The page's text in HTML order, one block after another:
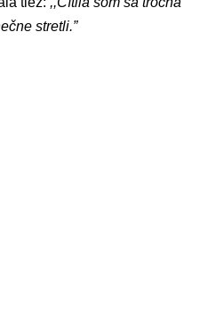
stretli.”